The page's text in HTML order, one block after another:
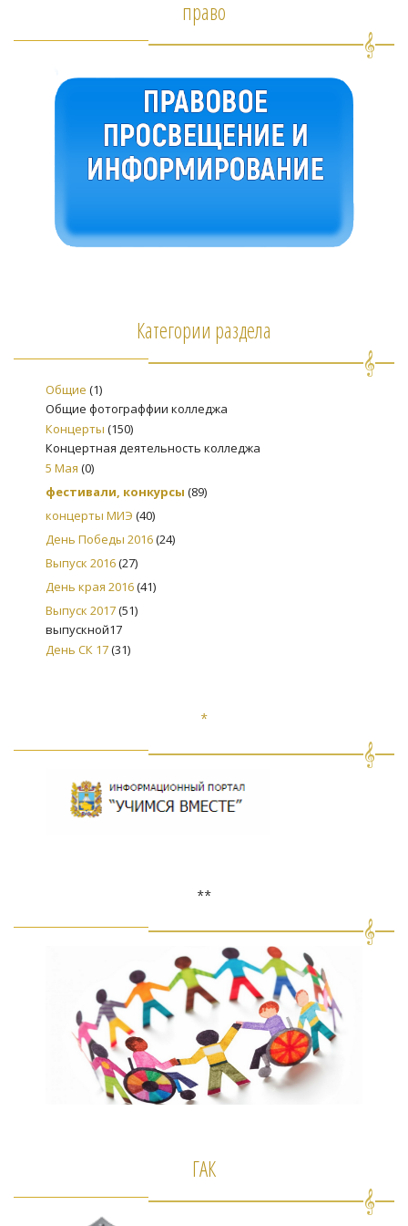
право
Категории раздела
Общие (1)
Общие фотограффии колледжа
Концерты (150)
Концертная деятельность колледжа
5 Мая (0)
фестивали, конкурсы (89)
концерты МИЭ (40)
День Победы 2016(24)
Выпуск 2016(27)
День края 2016(41)
Выпуск 2017(51)
выпускной17
День СК 17(31)
*
**
ГАК